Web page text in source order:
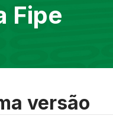
Fipe
versão